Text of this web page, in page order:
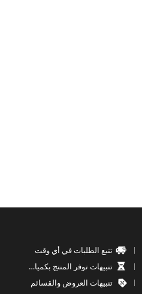
تتبع الطلبات في أي وقت
تنبيهات توفر المنتج بكميات محدودة
تنبيهات العروض والقسائم